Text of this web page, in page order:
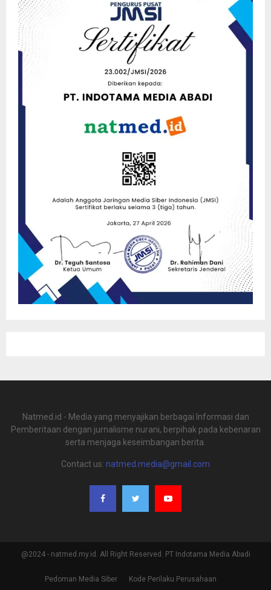
Natmed.id - Media yang menyajikan berbagai Informasi dan
Pemberitaan dengan jurnalisme nurani, berpihak pada kebenaran
serta menjaga keseimbangan berita.
Contact us: natmed.media@gmail.com
@2024 - natmed.my.id. All Right Reserved. PT Indotama Media Abadi
Pedoman Media Siber Kode Perilaku Perusahaan